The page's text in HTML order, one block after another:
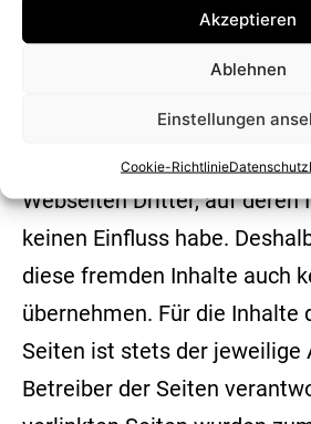
Akzeptieren
Ablehnen
Einstellungen
Cookie-RichtlinieDatenschutz
umgehend entfernen.
Mein Angebot enthält Links
Webseiten Dritter, auf deren
keinen Einfluss habe.
diese fremden Inhalte auch
übernehmen. Für die Inhalte
Seiten ist stets der jeweilige
Betreiber der Seiten